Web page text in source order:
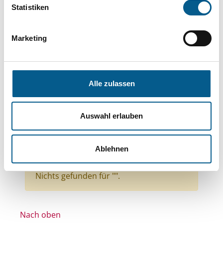
Statistiken
Marketing
Alle zulassen
Auswahl erlauben
Ablehnen
Themen: Natur- & Umweltschutz
Themen: Seniorinnen, Senioren & Pflege
Themen: Integration
Themen: Wissenschaft und Forschung
Themen: Ländliche Entwicklung
Alle Filter entfernen
Nichts gefunden für "".
Nach oben